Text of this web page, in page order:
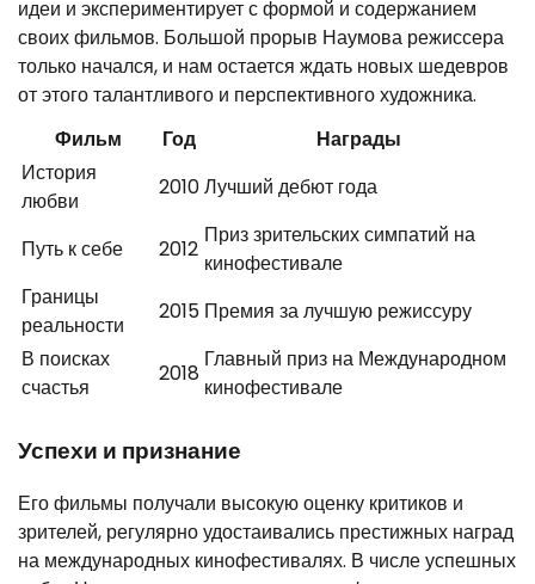
идеи и экспериментирует с формой и содержанием
своих фильмов. Большой прорыв Наумова режиссера
только начался, и нам остается ждать новых шедевров
от этого талантливого и перспективного художника.
Фильм
Год
Награды
История
любви
2010Лучший дебют года
Путь к себе 2012
Приз зрительских симпатий на
кинофестивале
Границы
реальности
2015 Премия за лучшую режиссуру
В поисках
счастья
2018
Главный приз на Международном
кинофестивале
Успехи и признание
Его фильмы получали высокую оценку критиков и
зрителей, регулярно удостаивались престижных наград
на международных кинофестивалях. В числе успешных